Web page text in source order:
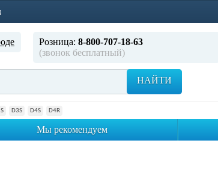
Розница: 8-800-707-18-63
(звонок бесплатный)
НАЙТИ
D3S D4S D4R
Мы рекомендуем